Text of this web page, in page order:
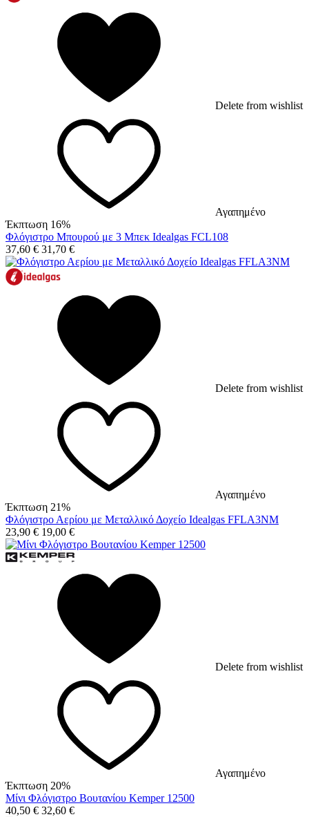
Delete from wishlist
Αγαπημένο
Έκπτωση 16%
Φλόγιστρο Μπουρού με 3 Μπεκ Idealgas FCL108
37,60 € 31,70 €
Delete from wishlist
Αγαπημένο
Έκπτωση 21%
Φλόγιστρο Αερίου με Μεταλλικό Δοχείο Idealgas FFLA3NM
23,90 € 19,00 €
Delete from wishlist
Αγαπημένο
Έκπτωση 20%
Μίνι Φλόγιστρο Βουτανίου Kemper 12500
40,50 € 32,60 €